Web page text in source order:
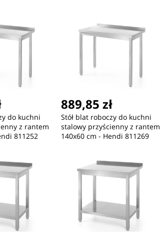
do kuchni
z rantem
811252
889,85 zł
Stół blat roboczy do kuchni
stalowy przyścienny z rantem
140x60 cm - Hendi 811269